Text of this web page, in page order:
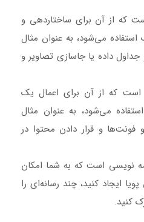
که از آن برای ساختاردهی و
می‌شود، به عنوان مثال
جداول داده یا جاسازی تصاویر و
است که از آن برای اعمال یک
استایل به محتوای HTML استفاده می‌شود، به عنوان مثال
و قرار دادن محتوا در
نویسی است که به شما امکان
ایجاد کنید، چند رسانه‌ای را
کنید.